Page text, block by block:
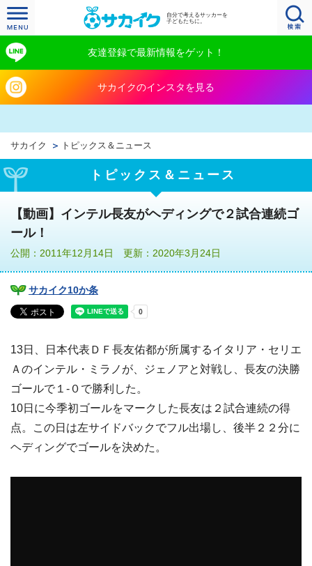
自分で考えるサッカーを
子どもたちに。
友達登録で最新情報をゲット！
サカイクのインスタを見る
サカイク トピックス＆ニュース
トピックス＆ニュース
【動画】インテル長友がヘディングで２試合連続ゴ
ール！
公開：2011年12月14日 更新：2020年3月24日
サカイク10か条
13日、日本代表ＤＦ長友佑都が所属するイタリア・セリエ
Ａのインテル・ミラノが、ジェノアと対戦し、長友の決勝
ゴールで１-０で勝利した。
10日に今季初ゴールをマークした長友は２試合連続の得
点。この日は左サイドバックでフル出場し、後半２２分に
ヘディングでゴールを決めた。